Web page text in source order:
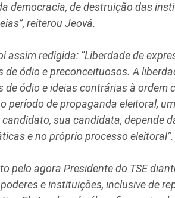
democracia, de destruição das
reiterou Jeová.
assim redigida: “Liberdade de
ódio e preconceituosos. A
de ódio e ideias contrárias à ordem
período de propaganda eleitoral,
sua candidata, depende
e no próprio processo eleitoral”.
pelo agora Presidente do TSE
e instituições, inclusive de